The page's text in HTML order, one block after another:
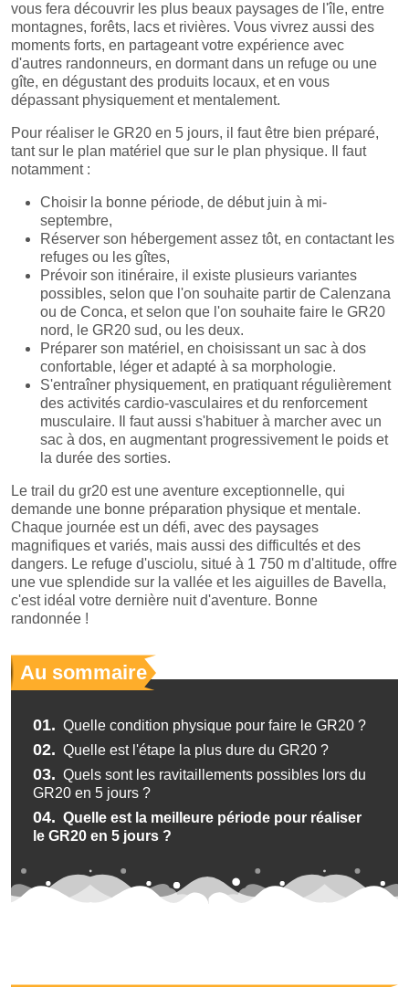
vous fera découvrir les plus beaux paysages de l'île, entre
montagnes, forêts, lacs et rivières. Vous vivrez aussi des
moments forts, en partageant votre expérience avec
d'autres randonneurs, en dormant dans un refuge ou une
gîte, en dégustant des produits locaux, et en vous
dépassant physiquement et mentalement.
Pour réaliser le GR20 en 5 jours, il faut être bien préparé,
tant sur le plan matériel que sur le plan physique. Il faut
notamment :
Choisir la bonne période, de début juin à mi-
septembre,
Réserver son hébergement assez tôt, en contactant les
refuges ou les gîtes,
Prévoir son itinéraire, il existe plusieurs variantes
possibles, selon que l'on souhaite partir de Calenzana
ou de Conca, et selon que l'on souhaite faire le GR20
nord, le GR20 sud, ou les deux.
Préparer son matériel, en choisissant un sac à dos
confortable, léger et adapté à sa morphologie.
S'entraîner physiquement, en pratiquant régulièrement
des activités cardio-vasculaires et du renforcement
musculaire. Il faut aussi s'habituer à marcher avec un
sac à dos, en augmentant progressivement le poids et
la durée des sorties.
Le trail du gr20 est une aventure exceptionnelle, qui
demande une bonne préparation physique et mentale.
Chaque journée est un défi, avec des paysages
magnifiques et variés, mais aussi des difficultés et des
dangers. Le refuge d'usciolu, situé à 1 750 m d'altitude, offre
une vue splendide sur la vallée et les aiguilles de Bavella,
c'est idéal votre dernière nuit d'aventure. Bonne
randonnée !
Au sommaire
01. Quelle condition physique pour faire le GR20 ?
02. Quelle est l'étape la plus dure du GR20 ?
03. Quels sont les ravitaillements possibles lors du
GR20 en 5 jours ?
04. Quelle est la meilleure période pour réaliser
le GR20 en 5 jours ?